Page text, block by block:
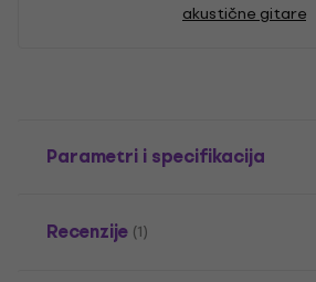
akustične gitare
Parametri i specifikacija
Recenzije (1)